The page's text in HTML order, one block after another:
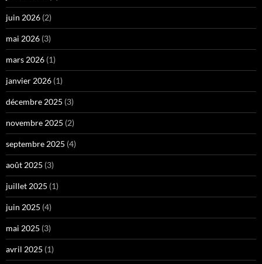
juin 2026 (2)
mai 2026 (3)
mars 2026 (1)
janvier 2026 (1)
décembre 2025 (3)
novembre 2025 (2)
septembre 2025 (4)
août 2025 (3)
juillet 2025 (1)
juin 2025 (4)
mai 2025 (3)
avril 2025 (1)